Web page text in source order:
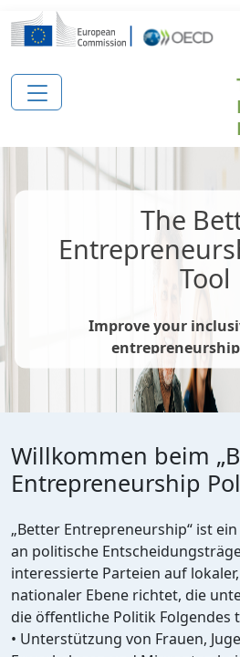
Direkt zum Inhalt
The
Tool
Improve your
Willkommen beim
Entrepreneurship
„Better Entrepreneurship“ ist
an politische
interessierte Parteien auf
nationaler Ebene richtet, die
die öffentliche Politik Folgendes
• Unterstützung von Frauen,